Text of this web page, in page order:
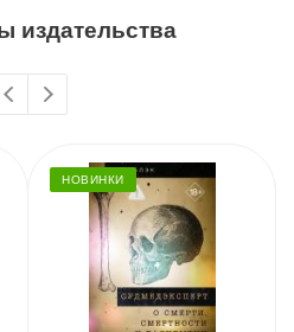
издательства
НОВИНКИ